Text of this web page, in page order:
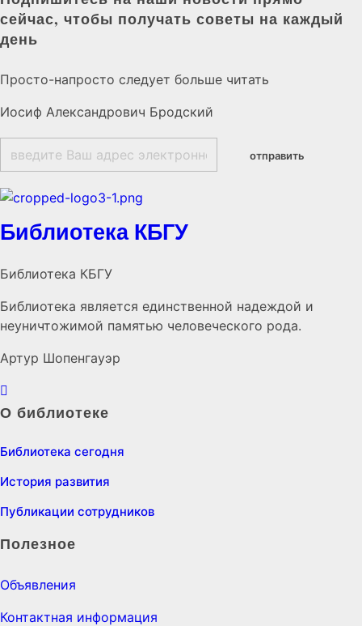
сейчас, чтобы получать советы на каждый
день
Просто-напросто следует больше читать
Иосиф Александрович Бродский
Библиотека КБГУ
Библиотека КБГУ
Библиотека является единственной надеждой и
неуничтожимой памятью человеческого рода.
Артур Шопенгауэр
О библиотеке
Библиотека сегодня
История развития
Публикации сотрудников
Полезное
Объявления
Контактная информация